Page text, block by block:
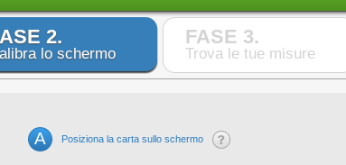
2.
lo schermo
FASE 3.
Trova le tue misure
A Posiziona la carta sullo schermo